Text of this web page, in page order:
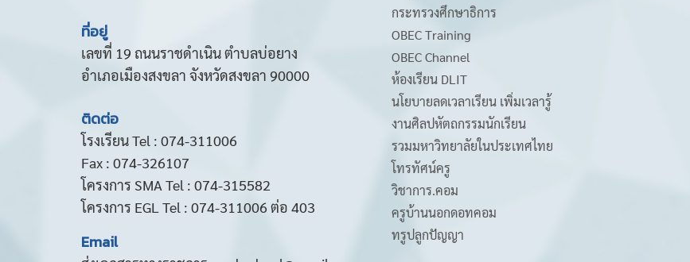
ที่อยู่
เลขที่ 19 ถนนราชดำเนิน ตำบลบ่อยาง
อำเภอเมืองสงขลา จังหวัดสงขลา 90000
ติดต่อ
โรงเรียน Tel : 074-311006
Fax : 074-326107
โครงการ SMA Tel : 074-315582
โครงการ EGL Tel : 074-311006 ต่อ 403
Email
กระทรวงศึกษาธิการ
OBEC Training
OBEC Channel
ห้องเรียน DLIT
นโยบายลดเวลาเรียน เพิ่มเวลารู้
งานศิลปหัตถกรรมนักเรียน
รวมมหาวิทยาลัยในประเทศไทย
โทรทัศน์ครู
วิชาการ.คอม
ครูบ้านนอกดอทคอม
ทรูปลูกปัญญา